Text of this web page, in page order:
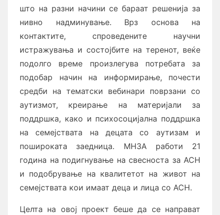
што на разни начини се бараат решенија за
нивно надминување. Врз основа на
контактите, спроведените научни
истражувања и состојбите на теренот, веќе
подолго време произлегува потребата за
подобар начин на информирање, почести
средби на тематски вебинари поврзани со
аутизмот, креирање на материјали за
поддршка, како и психосоцијална поддршка
на семејствата на децата со аутизам и
пошироката заедница. МНЗА работи 21
година на подигнување на свесноста за АСН
и подобрување на квалитетот на живот на
семејствата кои имаат деца и лица со АСН.
Целта на овој проект беше да се направат